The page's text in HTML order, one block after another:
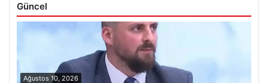
Güncel
Ağustos 10, 2026